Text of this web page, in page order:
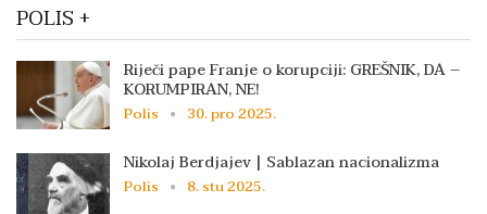
POLIS +
Riječi pape Franje o korupciji: GREŠNIK, DA –
KORUMPIRAN, NE!
Polis 30. pro 2025.
Nikolaj Berdjajev | Sablazan nacionalizma
Polis 8. stu 2025.